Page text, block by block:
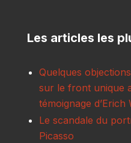
Les articles les
Quelques
sur le front unique
témoignage d’Erich
Le scandale du
Picasso